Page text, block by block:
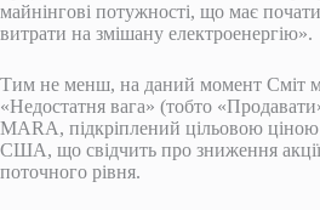
майнінгові потужності, що має
витрати на змішану електроенергію».
Тим не менш, на даний момент Сміт
«Недостатня вага» (тобто
MARA, підкріплений цільовою ціною
США, що свідчить про зниження
поточного рівня.